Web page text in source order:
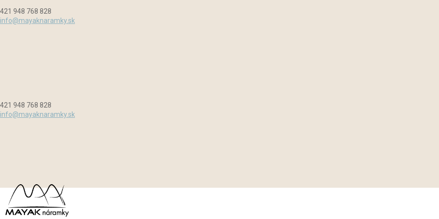
na
421 948 768 828
info@mayaknaramky.sk
421 948 768 828
info@mayaknaramky.sk